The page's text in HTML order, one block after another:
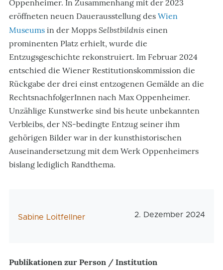
Oppenheimer. In Zusammenhang mit der 2023
eröffneten neuen Dauerausstellung des Wien
Museums in der Mopps Selbstbildnis einen
prominenten Platz erhielt, wurde die
Entzugsgeschichte rekonstruiert. Im Februar 2024
entschied die Wiener Restitutionskommission die
Rückgabe der drei einst entzogenen Gemälde an die
RechtsnachfolgerInnen nach Max Oppenheimer.
Unzählige Kunstwerke sind bis heute unbekannten
Verbleibs, der NS-bedingte Entzug seiner ihm
gehörigen Bilder war in der kunsthistorischen
Auseinandersetzung mit dem Werk Oppenheimers
bislang lediglich Randthema.
AutorIn
Sabine Loitfellner 2. Dezember 2024
Publikationen zur Person / Institution